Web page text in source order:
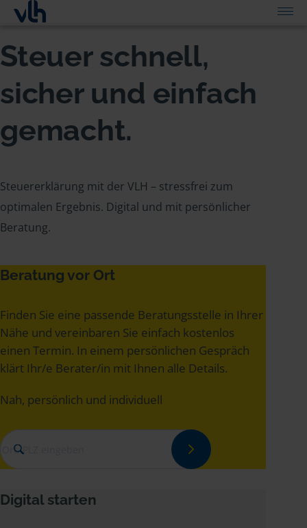
Steuer schnell,
sicher und einfach
gemacht.
Steuererklärung mit der VLH – stressfrei zum
optimalen Ergebnis. Digital und mit persönlicher
Beratung.
Beratung vor Ort
Finden Sie eine passende Beratungsstelle in Ihrer
Nähe und vereinbaren Sie einfach kostenlos
einen Termin. In einem persönlichen Gespräch
klärt Ihr/e Berater/in mit Ihnen alle Details.
Nah, persönlich und individuell
Ort, PLZ eingeben
Digital starten